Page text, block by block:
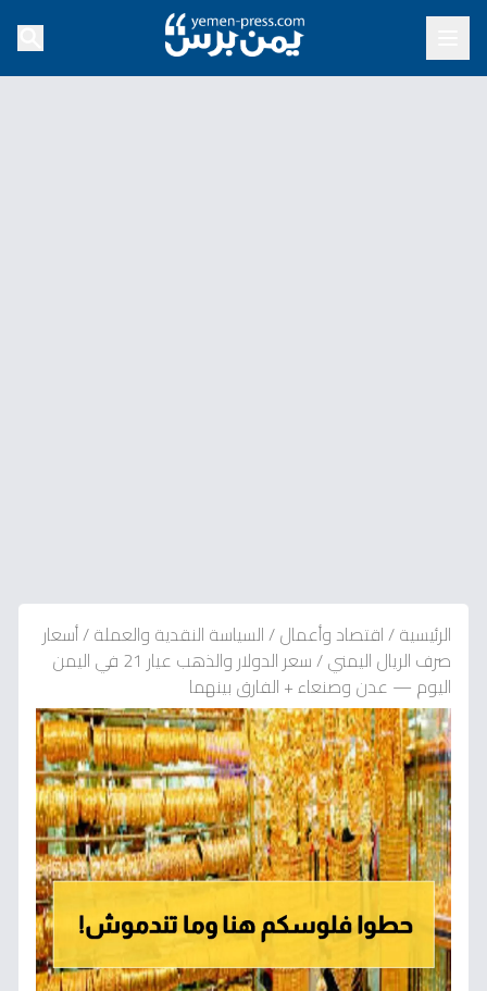
الرئيسية/اقتصاد وأعمال/السياسة النقدية والعملة/أسعار
صرف الريال اليمني/
سعر الدولار والذهب عيار 21 في اليمن
اليوم — عدن وصنعاء + الفارق بينهما